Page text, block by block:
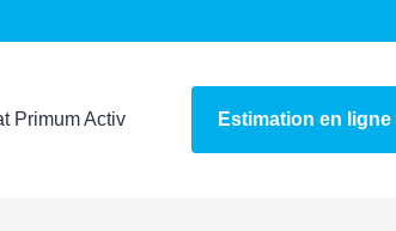
Primum Activ Estimation en ligne